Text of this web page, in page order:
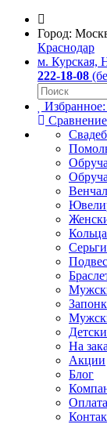
Город:
Краснодар
м. Курская,
222-18-08
Избранное:
Кольца
Серьги
На
Акции
Блог